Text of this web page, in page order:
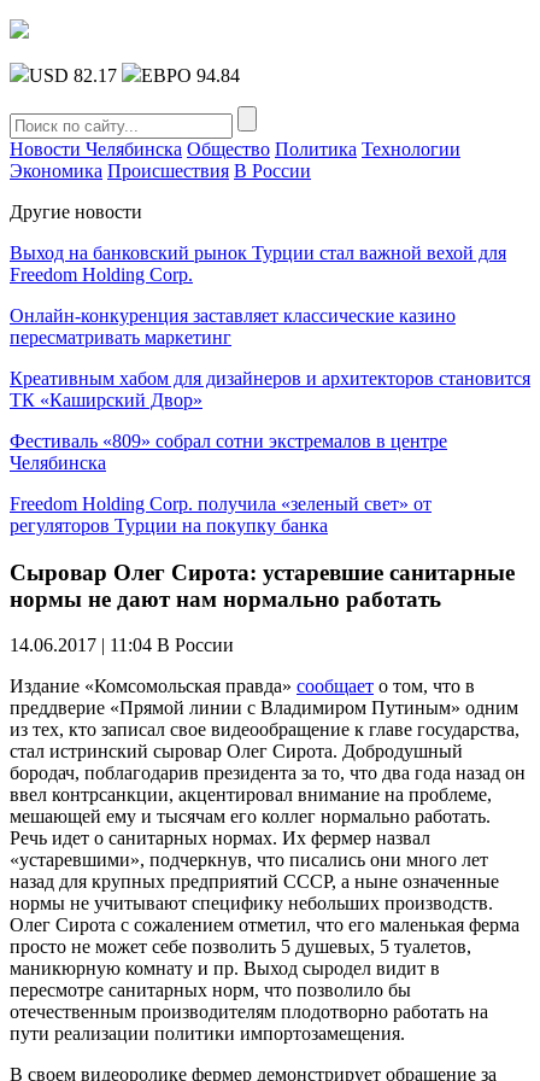
USD 82.17 ЕВРО 94.84
Новости Челябинска Общество Политика Технологии
Экономика Происшествия В России
Другие новости
Выход на банковский рынок Турции стал важной вехой для
Freedom Holding Corp.
Онлайн-конкуренция заставляет классические казино
пересматривать маркетинг
Креативным хабом для дизайнеров и архитекторов становится
ТК «Каширский Двор»
Фестиваль «809» собрал сотни экстремалов в центре
Челябинска
Freedom Holding Corp. получила «зеленый свет» от
регуляторов Турции на покупку банка
Сыровар Олег Сирота: устаревшие санитарные
нормы не дают нам нормально работать
14.06.2017 | 11:04 В России
Издание «Комсомольская правда» сообщает о том, что в
преддверие «Прямой линии с Владимиром Путиным» одним
из тех, кто записал свое видеообращение к главе государства,
стал истринский сыровар Олег Сирота. Добродушный
бородач, поблагодарив президента за то, что два года назад он
ввел контрсанкции, акцентировал внимание на проблеме,
мешающей ему и тысячам его коллег нормально работать.
Речь идет о санитарных нормах. Их фермер назвал
«устаревшими», подчеркнув, что писались они много лет
назад для крупных предприятий СССР, а ныне означенные
нормы не учитывают специфику небольших производств.
Олег Сирота с сожалением отметил, что его маленькая ферма
просто не может себе позволить 5 душевых, 5 туалетов,
маникюрную комнату и пр. Выход сыродел видит в
пересмотре санитарных норм, что позволило бы
отечественным производителям плодотворно работать на
пути реализации политики импортозамещения.
В своем видеоролике фермер демонстрирует обращение за